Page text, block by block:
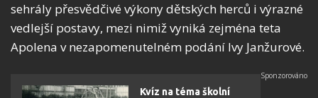
sehrály přesvědčivé výkony dětských herců i výrazné
vedlejší postavy, mezi nimiž vyniká zejména teta
Apolena v nezapomenutelném podání Ivy Janžurové.
Kvíz na téma školní